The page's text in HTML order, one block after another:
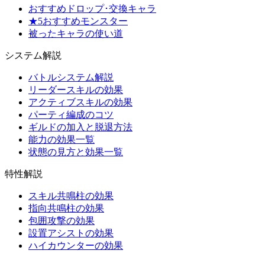
おすすめドロップ･交換キャラ
★5おすすめモンスター
被ったキャラの使い道
システム解説
バトルシステム解説
リーダースキルの効果
アクティブスキルの効果
パーティ編成のコツ
ギルドの加入と脱退方法
能力の効果一覧
状態の見方と効果一覧
特性解説
スキル共鳴柱の効果
指向共鳴柱の効果
包囲攻撃の効果
設置アシストの効果
ハイカウンターの効果